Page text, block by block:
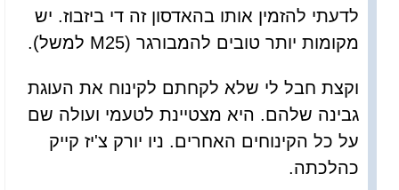
לדעתי להזמין אותו בהאדסון זה די ביזבוז. יש
מקומות יותר טובים להמבורגר (M25 למשל).
וקצת חבל לי שלא לקחתם לקינוח את העוגת
גבינה שלהם. היא מצטיינת לטעמי ועולה שם
על כל הקינוחים האחרים. ניו יורק צ'יז קייק
כהלכתה.